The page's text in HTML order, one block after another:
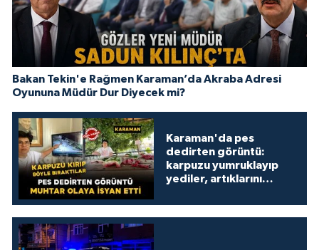
Bakan Tekin'e Rağmen Karaman’da Akraba Adresi
Oyununa Müdür Dur Diyecek mi?
Karaman'da pes
dedirten görüntü:
karpuzu yumruklayıp
yediler, artıklarını